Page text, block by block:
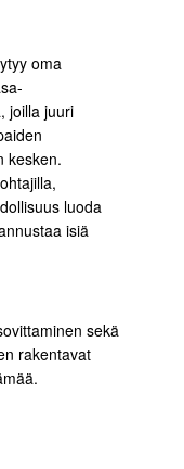
oma
joilla juuri
kesken.
luoda
isiä
sekä
rakentavat